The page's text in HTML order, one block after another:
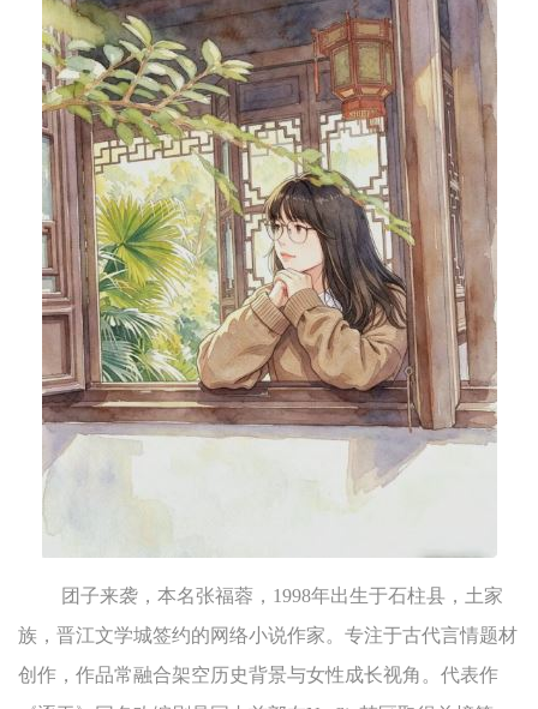
团子来袭，本名张福蓉，1998年出生于石柱县，土家
族，晋江文学城签约的网络小说作家。专注于古代言情题材
创作，作品常融合架空历史背景与女性成长视角。代表作